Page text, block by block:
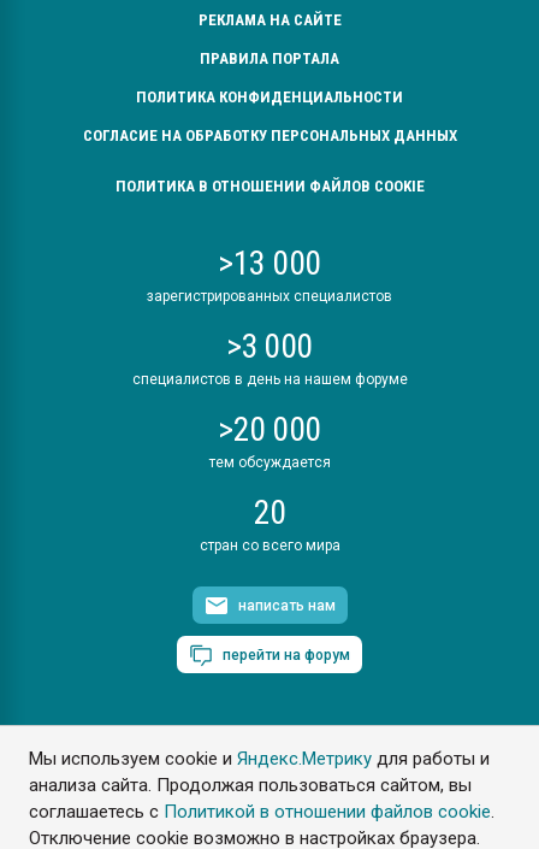
Мы используем cookie иЯндекс.Метрику для работы и
анализа сайта. Продолжая пользоваться сайтом, вы
соглашаетесь с Политикой в отношении файлов cookie.
Отключение cookie возможно в настройках браузера.
РЕКЛАМА НА САЙТЕ
ПРАВИЛА ПОРТАЛА
ПОЛИТИКА КОНФИДЕНЦИАЛЬНОСТИ
СОГЛАСИЕ НА ОБРАБОТКУ ПЕРСОНАЛЬНЫХ ДАННЫХ
ПОЛИТИКА В ОТНОШЕНИИ ФАЙЛОВ COOKIE
>13 000
зарегистрированных специалистов
>3 000
специалистов в день на нашем форуме
>20 000
тем обсуждается
20
стран со всего мира
написать нам
перейти на форум
ПластЭксперт © 2006. Все права защищены
Разрешается копирование материалов сайта с обязательной
ссылкой на www.e-plastic.ru
Разработка сайта